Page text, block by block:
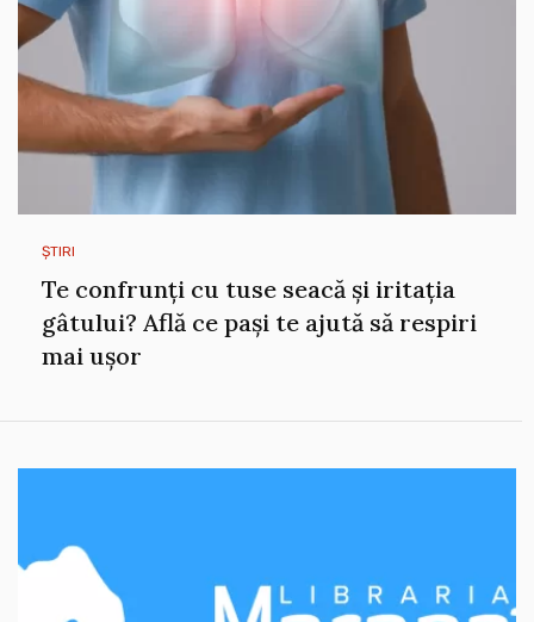
ȘTIRI
Te confrunți cu tuse seacă și iritația
gâtului? Află ce pași te ajută să respiri
mai ușor